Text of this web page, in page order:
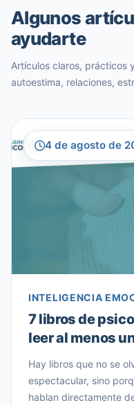
Algunos
ayudarte
Artículos claros, prácticos
autoestima, relaciones,
4 de agosto de
INTELIGENCIA
7 libros de
leer al menos
Hay libros que no se
espectacular, sino
hablan directamente